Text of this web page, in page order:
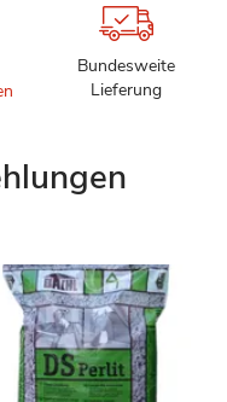
Bundesweite
Lieferung